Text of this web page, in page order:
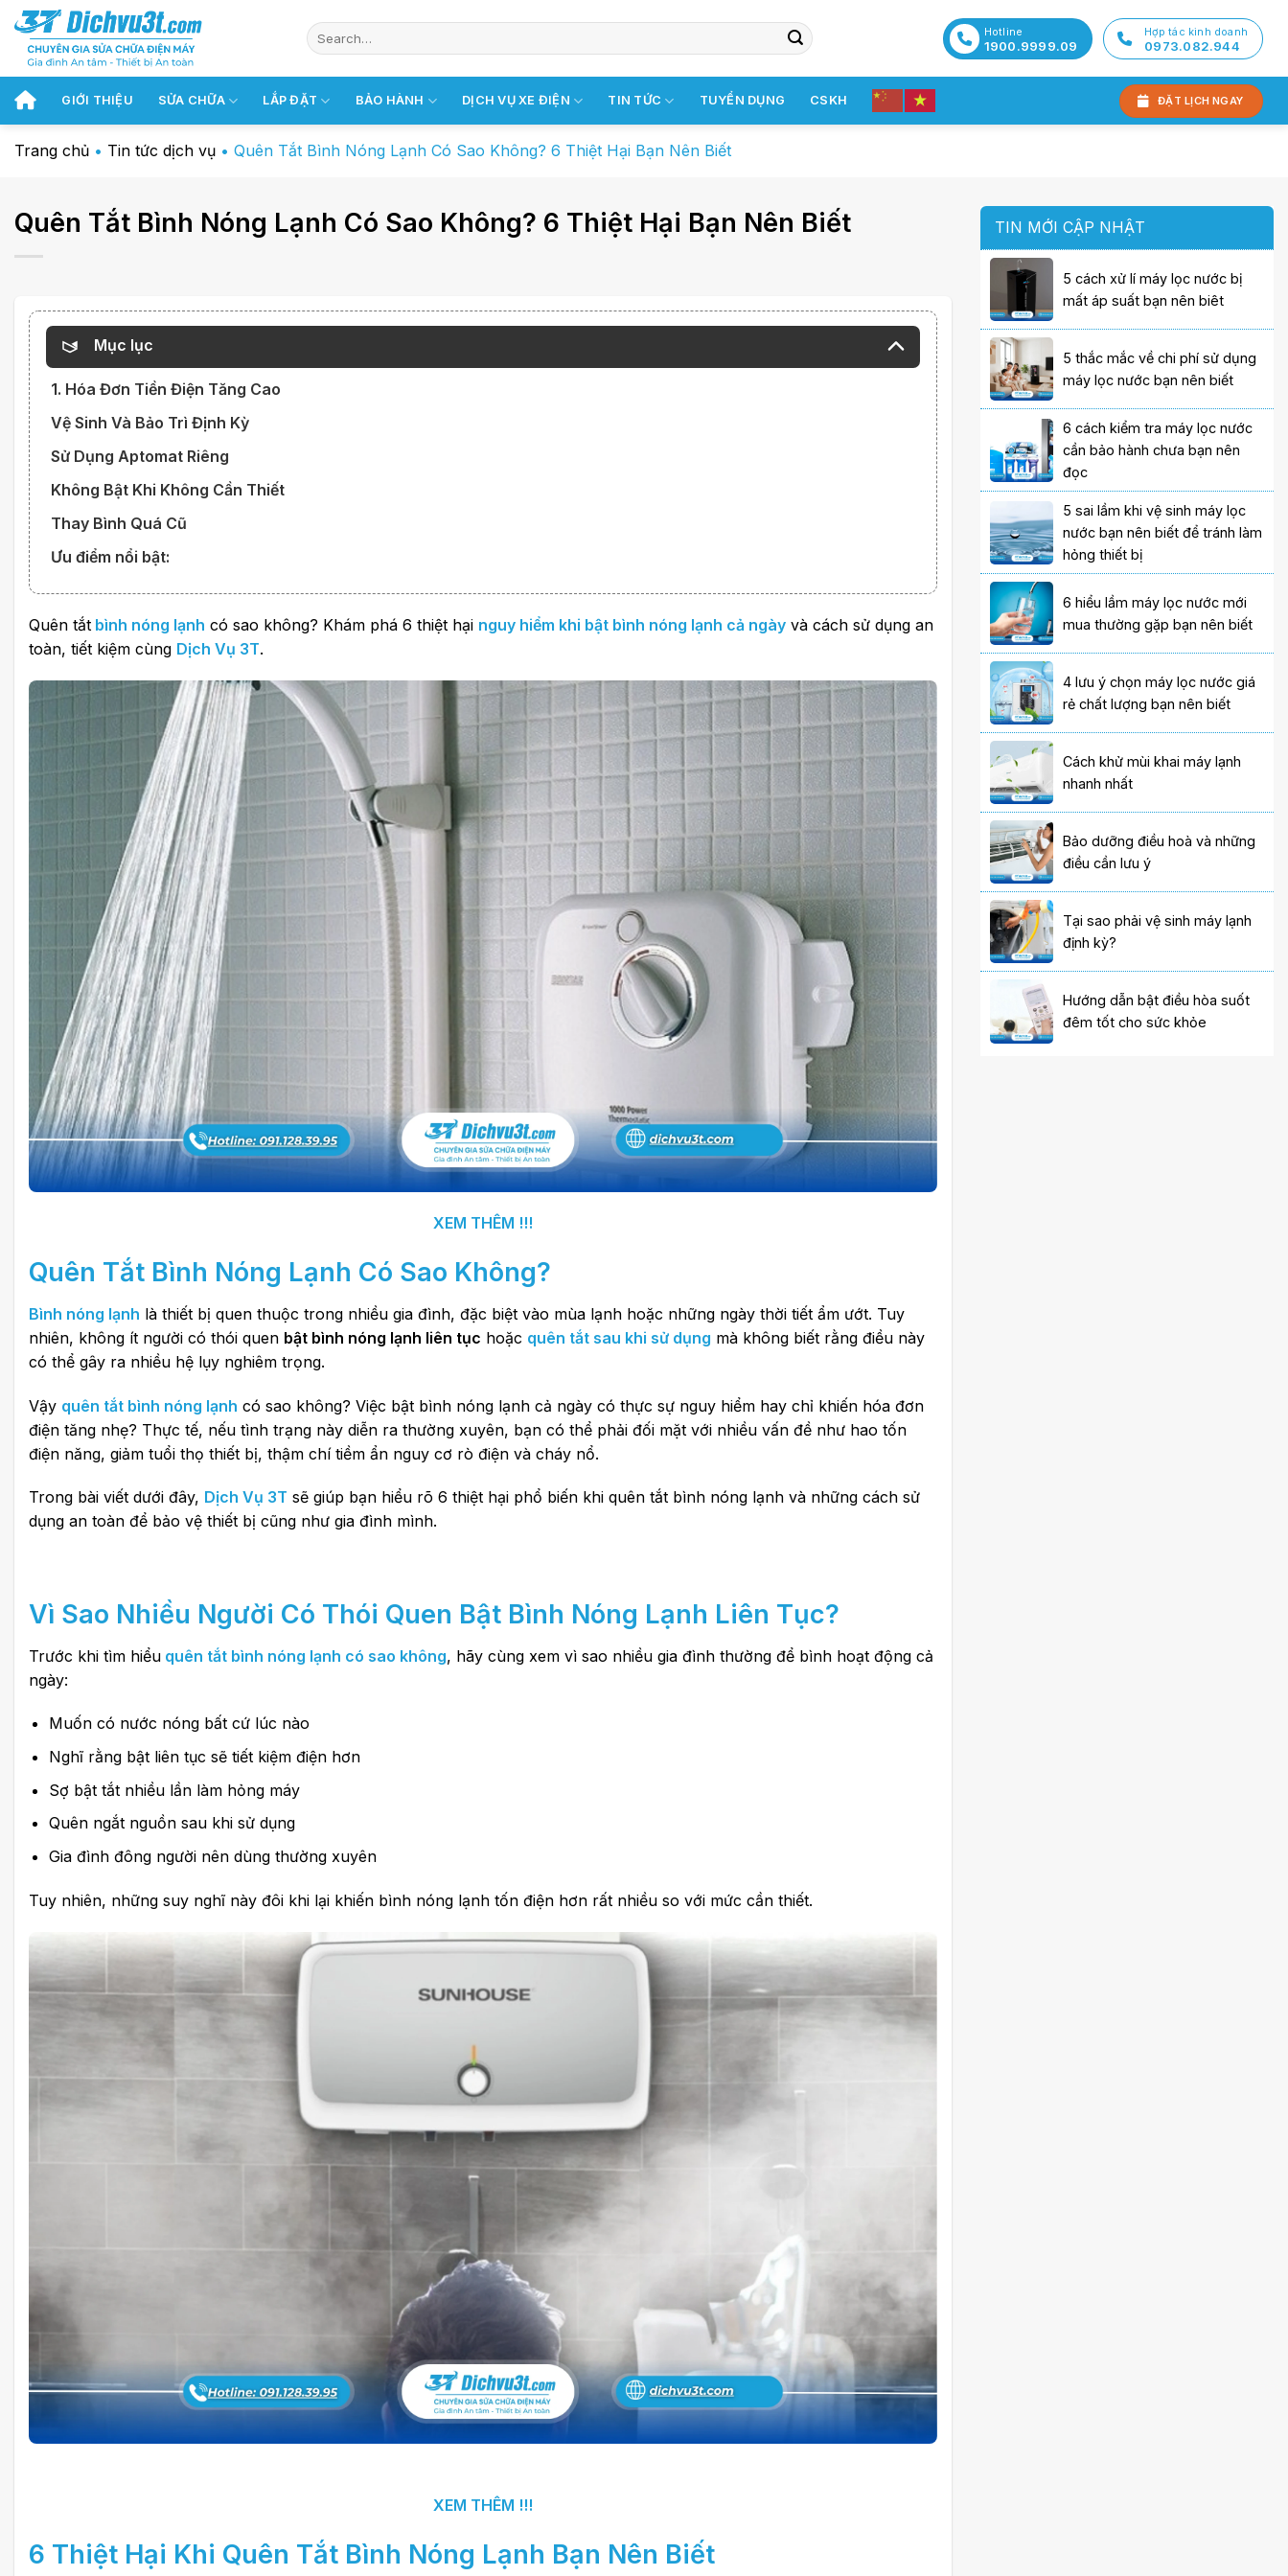
Chuyển
đến
dung
Hotline
1900.9999.09
Hợp tác kinh doanh
0973.082.944
GIỚI THIỆU SỬA CHỮA LẮP ĐẶT BẢO HÀNH DỊCH VỤ XE ĐIỆN TIN TỨC TUYỂN DỤNG CSKH ĐẶT LỊCH NGAY
Trang chủ • Tin tức dịch vụ • Quên Tắt Bình Nóng Lạnh Có Sao Không? 6 Thiệt Hại Bạn Nên Biết
Quên Tắt Bình Nóng Lạnh Có Sao Không? 6 Thiệt Hại Bạn Nên Biết
Mục lục
1. Hóa Đơn Tiền Điện Tăng Cao
Vệ Sinh Và Bảo Trì Định Kỳ
Sử Dụng Aptomat Riêng
Không Bật Khi Không Cần Thiết
Thay Bình Quá Cũ
Ưu điểm nổi bật:
Quên tắt bình nóng lạnh có sao không? Khám phá 6 thiệt hại nguy hiểm khi bật bình nóng lạnh cả ngày và cách sử dụng an
toàn, tiết kiệm cùng Dịch Vụ 3T.
XEM THÊM !!!
Quên Tắt Bình Nóng Lạnh Có Sao Không?
Bình nóng lạnh là thiết bị quen thuộc trong nhiều gia đình, đặc biệt vào mùa lạnh hoặc những ngày thời tiết ẩm ướt. Tuy
nhiên, không ít người có thói quen bật bình nóng lạnh liên tục hoặc quên tắt sau khi sử dụng mà không biết rằng điều này
có thể gây ra nhiều hệ lụy nghiêm trọng.
Vậy quên tắt bình nóng lạnh có sao không? Việc bật bình nóng lạnh cả ngày có thực sự nguy hiểm hay chỉ khiến hóa đơn
điện tăng nhẹ? Thực tế, nếu tình trạng này diễn ra thường xuyên, bạn có thể phải đối mặt với nhiều vấn đề như hao tốn
điện năng, giảm tuổi thọ thiết bị, thậm chí tiềm ẩn nguy cơ rò điện và cháy nổ.
Trong bài viết dưới đây, Dịch Vụ 3T sẽ giúp bạn hiểu rõ 6 thiệt hại phổ biến khi quên tắt bình nóng lạnh và những cách sử
dụng an toàn để bảo vệ thiết bị cũng như gia đình mình.
Vì Sao Nhiều Người Có Thói Quen Bật Bình Nóng Lạnh Liên Tục?
Trước khi tìm hiểu quên tắt bình nóng lạnh có sao không, hãy cùng xem vì sao nhiều gia đình thường để bình hoạt động cả
ngày:
Muốn có nước nóng bất cứ lúc nào
Nghĩ rằng bật liên tục sẽ tiết kiệm điện hơn
Sợ bật tắt nhiều lần làm hỏng máy
Quên ngắt nguồn sau khi sử dụng
Gia đình đông người nên dùng thường xuyên
Tuy nhiên, những suy nghĩ này đôi khi lại khiến bình nóng lạnh tốn điện hơn rất nhiều so với mức cần thiết.
XEM THÊM !!!
6 Thiệt Hại Khi Quên Tắt Bình Nóng Lạnh Bạn Nên Biết
TIN MỚI CẬP NHẬT
5 cách xử lí máy lọc nước bị
mất áp suất bạn nên biêt
5 thắc mắc về chi phí sử dụng
máy lọc nước bạn nên biết
6 cách kiểm tra máy lọc nước
cần bảo hành chưa bạn nên
đọc
5 sai lầm khi vệ sinh máy lọc
nước bạn nên biết để tránh làm
hỏng thiết bị
6 hiểu lầm máy lọc nước mới
mua thường gặp bạn nên biết
4 lưu ý chọn máy lọc nước giá
rẻ chất lượng bạn nên biết
Cách khử mùi khai máy lạnh
nhanh nhất
Bảo dưỡng điều hoà và những
điều cần lưu ý
Tại sao phải vệ sinh máy lạnh
định kỳ?
Hướng dẫn bật điều hòa suốt
đêm tốt cho sức khỏe